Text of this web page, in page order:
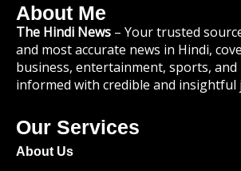
About Me
The Hindi News – Your trusted
and most accurate news in Hindi,
business, entertainment, sports, and
informed with credible and insightful
Our Services
About Us